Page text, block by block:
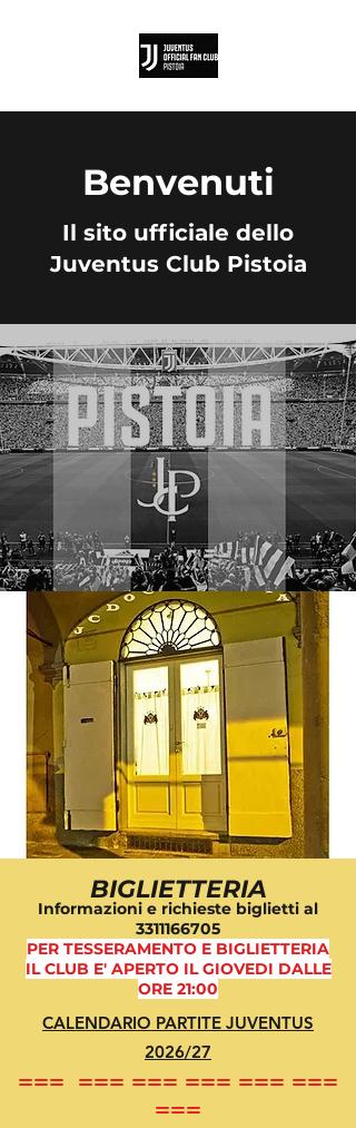
Benvenuti
Il sito ufficiale dello
Juventus Club Pistoia
BIGLIETTERIA
Informazioni e richieste biglietti al
3311166705
PER TESSERAMENTO E BIGLIETTERIA
IL CLUB E' APERTO IL GIOVEDI DALLE
ORE 21:00
CALENDARIO PARTITE JUVENTUS
2026/27​​​​
=== === === === === ===
===